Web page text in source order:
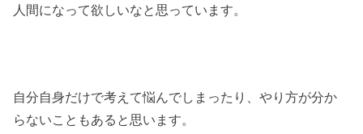
人間になって欲しいなと思っています。
自分自身だけで考えて悩んでしまったり、やり方が分か
らないこともあると思います。